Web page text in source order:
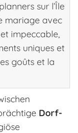
sur l’Île
mariage avec
impeccable,
uniques et
goûts et la
Dorf-